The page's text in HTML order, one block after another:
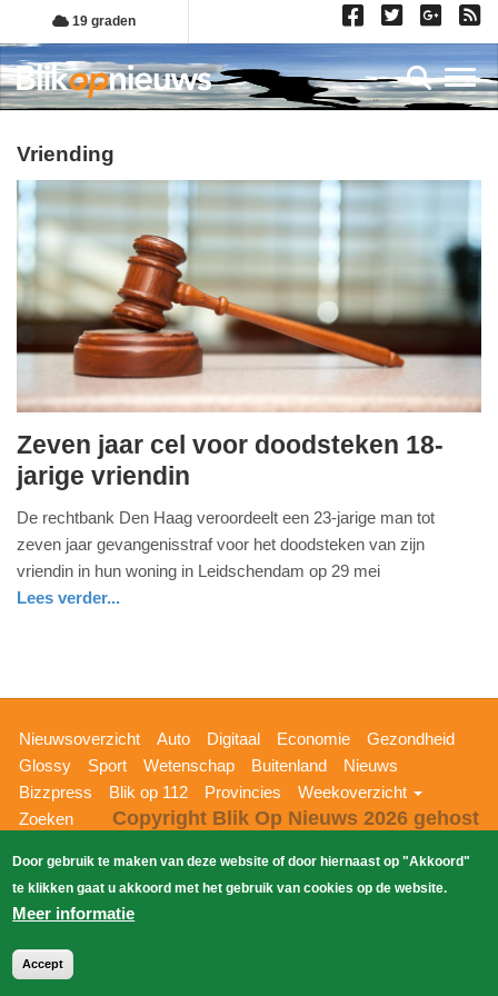
Overslaan
en
naar
de
gaan
19 graden
vriending
vrijdag,
10.
juli
2015
-
21:36
2025
09:10
Zeven jaar cel voor doodsteken 18-
jarige vriendin
De rechtbank Den Haag veroordeelt een 23-jarige man tot
zeven jaar gevangenisstraf voor het doodsteken van zijn
vriendin in hun woning in Leidschendam op 29 mei
Lees verder...
Hoofdnavigatie
Nieuwsoverzicht Auto Digitaal Economie
Gezondheid
Glossy
Sport Wetenschap Buitenland
Nieuws
Bizzpress
Blik op 112 Provincies
Weekoverzicht
Zoeken
Copyright Blik Op Nieuws 2026 gehost
door
Door gebruik te maken van deze website of door hiernaast op "Akkoord"
te klikken gaat u akkoord met het gebruik van cookies op de website.
Meer informatie
Accept